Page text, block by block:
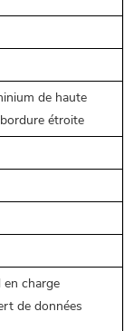
de haute
étroite
charge
de données